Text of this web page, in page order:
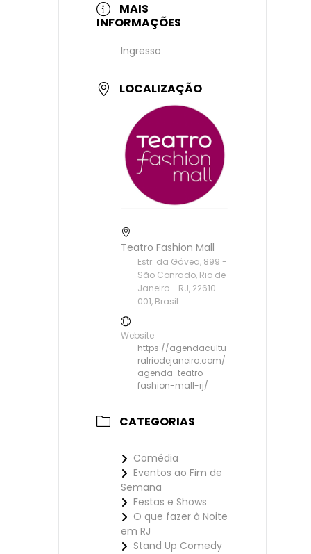
MAIS
INFORMAÇÕES
Ingresso
LOCALIZAÇÃO
Teatro Fashion Mall
Estr. da Gávea, 899 -
São Conrado, Rio de
Janeiro - RJ, 22610-
001, Brasil
Website
https://agendacultu
ralriodejaneiro.com/
agenda-teatro-
fashion-mall-rj/
CATEGORIAS
Comédia
Eventos ao Fim de
Semana
Festas e Shows
O que fazer à Noite
em RJ
Stand Up Comedy